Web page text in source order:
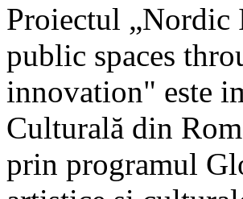
Proiectul „Nordic
public spaces
innovation" este
Culturală din
prin programul